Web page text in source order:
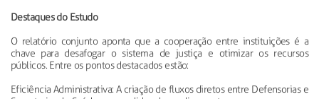
Destaques do Estudo
O relatório conjunto aponta que a cooperação entre instituições é a
chave para desafogar o sistema de justiça e otimizar os recursos
públicos. Entre os pontos destacados estão:
Eficiência Administrativa: A criação de fluxos diretos entre Defensorias e